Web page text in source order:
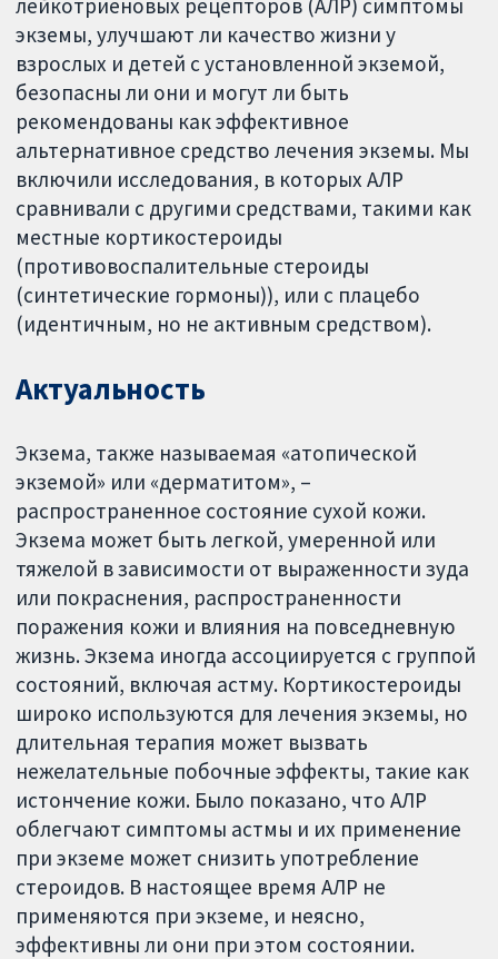
лейкотриеновых рецепторов (АЛР) симптомы
экземы, улучшают ли качество жизни у
взрослых и детей с установленной экземой,
безопасны ли они и могут ли быть
рекомендованы как эффективное
альтернативное средство лечения экземы. Мы
включили исследования, в которых АЛР
сравнивали с другими средствами, такими как
местные кортикостероиды
(противовоспалительные стероиды
(синтетические гормоны)), или с плацебо
(идентичным, но не активным средством).
Актуальность
Экзема, также называемая «атопической
экземой» или «дерматитом», –
распространенное состояние сухой кожи.
Экзема может быть легкой, умеренной или
тяжелой в зависимости от выраженности зуда
или покраснения, распространенности
поражения кожи и влияния на повседневную
жизнь. Экзема иногда ассоциируется с группой
состояний, включая астму. Кортикостероиды
широко используются для лечения экземы, но
длительная терапия может вызвать
нежелательные побочные эффекты, такие как
истончение кожи. Было показано, что АЛР
облегчают симптомы астмы и их применение
при экземе может снизить употребление
стероидов. В настоящее время АЛР не
применяются при экземе, и неясно,
эффективны ли они при этом состоянии.